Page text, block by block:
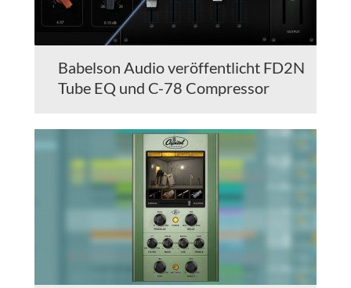
Babelson Audio veröffentlicht FD2N
Tube EQ und C-78 Compressor